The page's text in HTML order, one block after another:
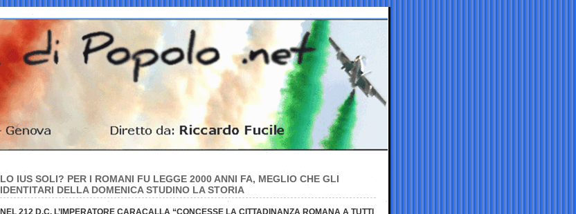
LO IUS SOLI? PER I ROMANI FU LEGGE 2000 ANNI FA, MEGLIO CHE GLI
IDENTITARI DELLA DOMENICA STUDINO LA STORIA
NEL 212 D.C. L’IMPERATORE CARACALLA “CONCESSE LA CITTADINANZA ROMANA A TUTTI